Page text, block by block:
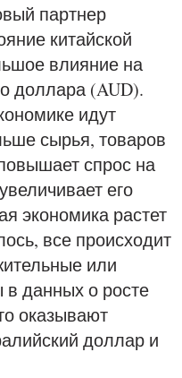
партнер
китайской
влияние на
доллара (AUD).
идут
сырья, товаров
спрос на
его
экономика растет
все происходит
или
данных о росте
оказывают
доллар и